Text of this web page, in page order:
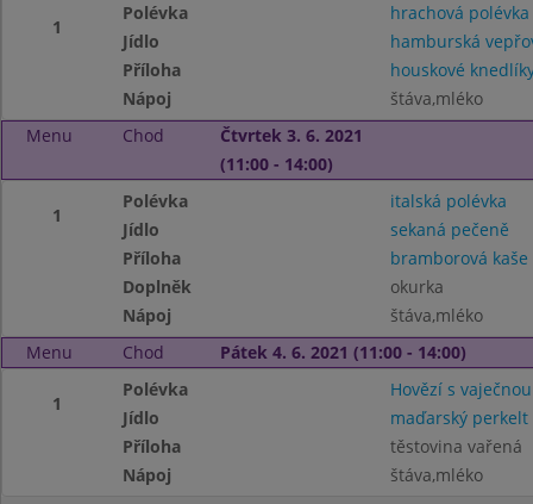
1
Polévka
hrachová polévka
Jídlo
hamburská
Příloha
houskové
Nápoj
štáva,mléko
Menu
Chod
Čtvrtek 3. 6. 2021
(11:00 - 14:00)
1
Polévka
italská polévka
Jídlo
sekaná pečeně
Příloha
bramborová kaše
Doplněk
okurka
Nápoj
štáva,mléko
Menu
Chod Pátek 4. 6. 2021 (11:00 - 14:00)
1
Polévka
Hovězí s
Jídlo
maďarský perkelt
Příloha
těstovina vařená
Nápoj
štáva,mléko